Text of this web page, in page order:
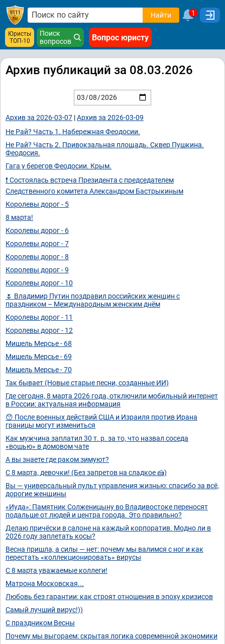
Найти 1
Юристы
ТОП-10
Поиск
вопросов
Вопрос юристу
Архив публикаций за 08.03.2026
Архив за 2026-03-07 |Архив за 2026-03-09
Не Рай? Часть 1. Набережная Феодосии.
Не Рай? Часть 2. Привокзальная площадь. Сквер Пушкина.
Феодосия.
Гага у берегов Феодосии. Крым.
❗ Состоялась встреча Президента с председателем
Следственного комитета Александром Бастрыкиным
Королевы дорог - 5
8 марта!
Королевы дорог - 6
Королевы дорог - 7
Королевы дорог - 8
Королевы дорог - 9
Королевы дорог - 10
🌷 Владимир Путин поздравил российских женщин с
праздником – Международным женским днём
Королевы дорог - 11
Королевы дорог - 12
Мишель Мерсье - 68
Мишель Мерсье - 69
Мишель Мерсье - 70
Так бывает (Новые старые песни, созданные ИИ)
Где сегодня, 8 марта 2026 года, отключили мобильный интернет
в России: актуальная информация
😯 После военных действий США и Израиля против Ирана
границы могут измениться
Как мужчина заплатил 30 т. р. за то, что назвал соседа
«вошью» в домовом чате
А вы знаете где раком зимуют?
С 8 марта, девочки! (Без запретов на сладкое 🍰)
Вы — универсальный пульт управления жизнью: спасибо за всё,
дорогие женщины
«Иуда»: Памятник Солженицыну во Владивостоке переносят
подальше от людей и центра города. Это правильно?
Делаю причёски в салоне на каждый корпоратив. Модно ли в
2026 году заплетать косы?
Весна пришла, а силы — нет: почему мы валимся с ног и как
перестать «коллекционировать» вирусы
С 8 марта уважаемые коллеги!
Матрона Московская...
Любовь без гарантии: как строят отношения в эпоху кризисов
Самый лучший вирус!))
С праздником Весны
Почему мы выгораем: скрытая логика современной экономики